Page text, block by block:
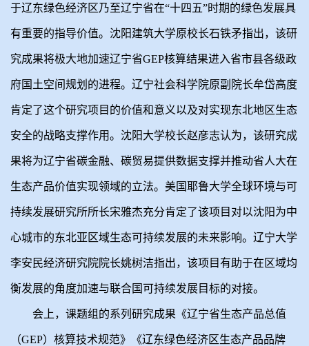
于辽东绿色经济区乃至辽宁省在“十四五”时期的绿色发展具
有重要的指导价值。沈阳建筑大学原校长石铁矛指出，该研
究成果将极大地加速辽宁省GEP核算结果进入省市县各级政
府国土空间规划的进程。辽宁社会科学院原副院长牟岱高度
肯定了这个研究项目的价值和意义以及对实现东北地区生态
安全的战略支撑作用。沈阳大学校长赵彦志认为，该研究成
果将为辽宁省碳金融、碳贸易提供数据支撑并推动省人大在
生态产品价值实现领域的立法。美国耶鲁大学全球环境与可
持续发展研究所所长宋雅杰充分肯定了该项目对以沈阳为中
心城市的东北亚区域生态可持续发展的未来影响。辽宁大学
李安民经济研究院院长姚树洁指出，该项目有助于在区域均
衡发展的角度加速与联合国可持续发展目标的对接。
会上，课题组的系列研究成果《辽宁省生态产品总值
（GEP）核算技术规范》《辽东绿色经济区生态产品品牌